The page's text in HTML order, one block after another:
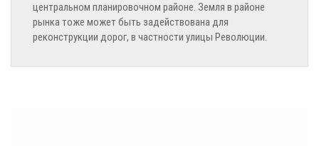
центральном планировочном районе. Земля в районе
рынка тоже может быть задействована для
реконструкции дорог, в частности улицы Революции.